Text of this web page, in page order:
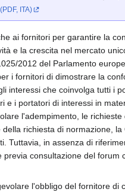
ITA)
ai fornitori per garantire la
e la crescita nel mercato
2012 del Parlamento
i fornitori di dimostrare la
interessi che coinvolga tutti i
e i portatori di interessi in
l'adempimento, le
richiesta di normazione,
Tuttavia, in assenza di
consultazione del forum
l'obbligo del fornitore di